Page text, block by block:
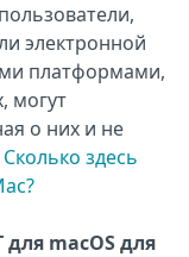
электронной
платформами,
могут
о них и не
Сколько здесь
для macOS для